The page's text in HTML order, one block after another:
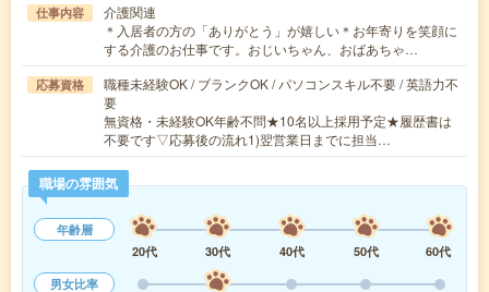
仕事内容
介護関連
＊入居者の方の「ありがとう」が嬉しい＊お年寄りを笑顔に
する介護のお仕事です。おじいちゃん、おばあちゃ…
応募資格
職種未経験OK / ブランクOK / パソコンスキル不要 / 英語力不
要
無資格・未経験OK年齢不問★10名以上採用予定★履歴書は
不要です▽応募後の流れ1)翌営業日までに担当…
職場の雰囲気
年齢層
20代
30代 40代 50代
60代
男女比率